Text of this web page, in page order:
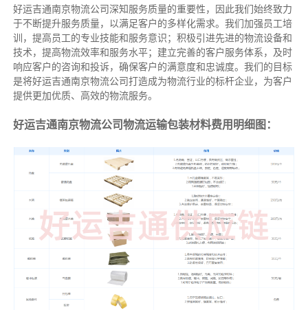
好运吉通南京物流公司深知服务质量的重要性，因此我们始终致力
于不断提升服务质量，以满足客户的多样化需求。我们加强员工培
训，提高员工的专业技能和服务意识；积极引进先进的物流设备和
技术，提高物流效率和服务水平；建立完善的客户服务体系，及时
响应客户的咨询和投诉，确保客户的满意度和忠诚度。我们的目标
是将好运吉通南京物流公司打造成为物流行业的标杆企业，为客户
提供更加优质、高效的物流服务。
好运吉通南京物流公司物流运输包装材料费用明细图：